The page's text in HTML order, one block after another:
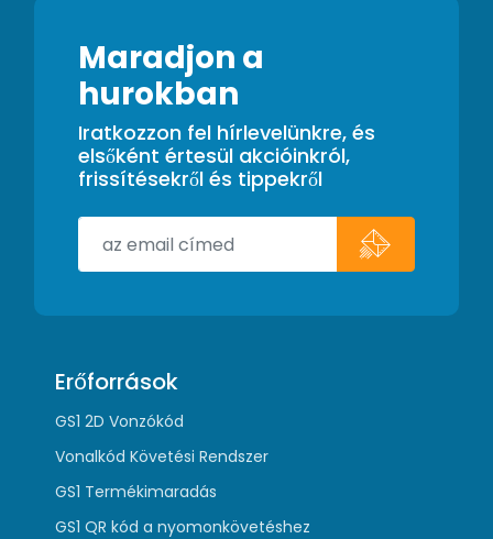
Maradjon a
hurokban
Iratkozzon fel hírlevelünkre, és
elsőként értesül akcióinkról,
frissítésekről és tippekről
Erőforrások
GS1 2D Vonzókód
Vonalkód Követési Rendszer
GS1 Termékimaradás
GS1 QR kód a nyomonkövetéshez